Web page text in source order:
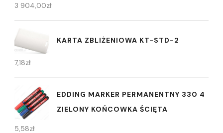
3 904,00zł
KARTA ZBLIŻENIOWA KT-STD-2
7,18zł
EDDING MARKER PERMANENTNY 330 4
ZIELONY KOŃCOWKA ŚCIĘTA
5,58zł